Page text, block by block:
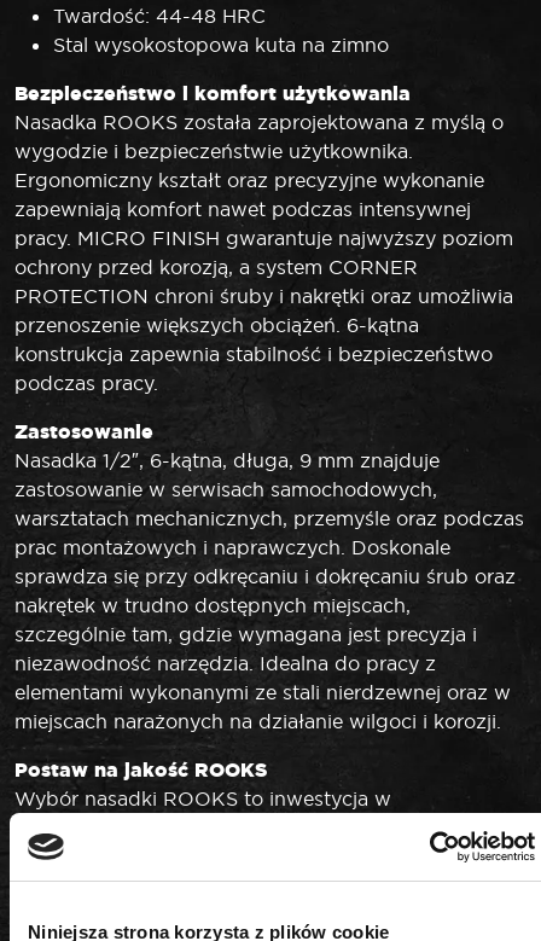
Niniejsza strona korzysta z plików cookie
Twardość: 44-48 HRC
Stal wysokostopowa kuta na zimno
Bezpieczeństwo i komfort użytkowania
Nasadka ROOKS została zaprojektowana z myślą o
wygodzie i bezpieczeństwie użytkownika.
Ergonomiczny kształt oraz precyzyjne wykonanie
zapewniają komfort nawet podczas intensywnej
pracy. MICRO FINISH gwarantuje najwyższy poziom
ochrony przed korozją, a system CORNER
PROTECTION chroni śruby i nakrętki oraz umożliwia
przenoszenie większych obciążeń. 6-kątna
konstrukcja zapewnia stabilność i bezpieczeństwo
podczas pracy.
Zastosowanie
Nasadka 1/2″, 6-kątna, długa, 9 mm znajduje
zastosowanie w serwisach samochodowych,
warsztatach mechanicznych, przemyśle oraz podczas
prac montażowych i naprawczych. Doskonale
sprawdza się przy odkręcaniu i dokręcaniu śrub oraz
nakrętek w trudno dostępnych miejscach,
szczególnie tam, gdzie wymagana jest precyzja i
niezawodność narzędzia. Idealna do pracy z
elementami wykonanymi ze stali nierdzewnej oraz w
miejscach narażonych na działanie wilgoci i korozji.
Postaw na jakość ROOKS
Wybór nasadki ROOKS to inwestycja w
niezawodność i długowieczność. Narzędzie spełnia
oczekiwania zarówno profesjonalistów, jak i
amatorów majsterkowania. Marka ROOKS od lat jest